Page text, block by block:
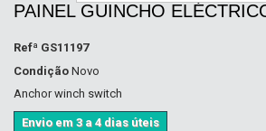
PAINEL GUINCHO
Refª GS11197
Condição Novo
Anchor winch switch
Envio em 3 a 4 dias úteis